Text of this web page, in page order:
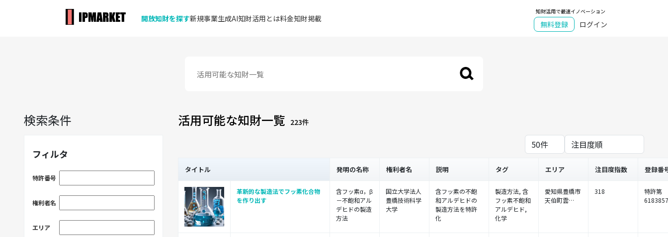
開放知財を探す新規事業生成AI知財活用とは料金知財掲載
知財活用で最速イノベーション
無料登録 ログイン
検索条件
フィルタ
特許番号
権利者名
エリア
活用可能な知財一覧 223件
タイトル 発明の名称 権利者名 説明 タグ エリア 注目度指数 登録番
革新的な製造法でフッ素化合物
を作り出す
含フッ素α，β
－不飽和アル
デヒドの製造
方法
国立大学法人
豊橋技術科学
大学
含フッ素の不飽
和アルデヒドの
製造方法を特許
化
製造方法, 含
フッ素不飽和
アルデヒド,
化学
愛知県豊橋市
天伯町雲…
318
特許第